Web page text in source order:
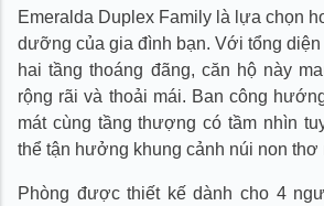
Emeralda Duplex Family là lựa chọn
dưỡng của gia đình bạn. Với tổng diện
hai tầng thoáng đãng, căn hộ này
rộng rãi và thoải mái. Ban công
mát cùng tầng thượng có tầm nhìn
thể tận hưởng khung cảnh núi non thơ
Phòng được thiết kế dành cho 4